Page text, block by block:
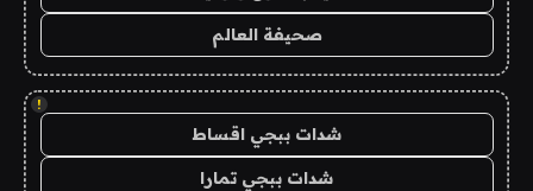
صحيفة العالم
!
شدات ببجي اقساط
شدات ببجي تمارا